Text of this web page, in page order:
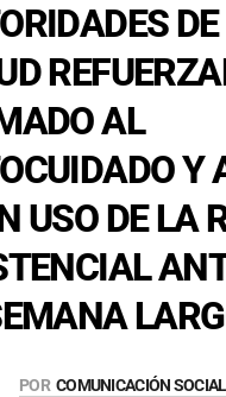
DE
AL
Y
USO DE LA
POR COMUNICACIÓN SOCIAL